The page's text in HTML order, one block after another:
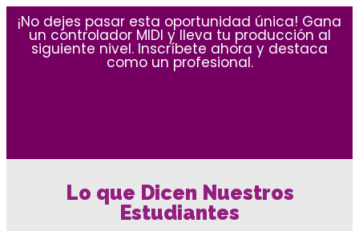
¡No dejes pasar esta oportunidad única! Gana
un controlador MIDI y lleva tu producción al
siguiente nivel. Inscríbete ahora y destaca
como un profesional.
Lo que Dicen Nuestros
Estudiantes